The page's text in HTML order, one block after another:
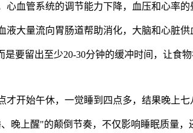
心血管系统的调节能力下降，血压和心率的
液大量流向胃肠道帮助消化，大脑和心脏
要留出至少20-30分钟的缓冲时间，让食
才开始午休，一觉睡到四点多，结果晚上
晚上醒"的颠倒节奏，不仅影响睡眠质量，